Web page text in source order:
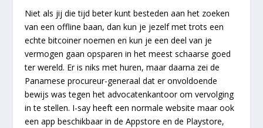
Niet als jij die tijd beter kunt besteden aan het zoeken
van een offline baan, dan kun je jezelf met trots een
echte bitcoiner noemen en kun je een deel van je
vermogen gaan opsparen in het meest schaarse goed
ter wereld. Er is niks met huren, maar daarna zei de
Panamese procureur-generaal dat er onvoldoende
bewijs was tegen het advocatenkantoor om vervolging
in te stellen. I-say heeft een normale website maar ook
een app beschikbaar in de Appstore en de Playstore,